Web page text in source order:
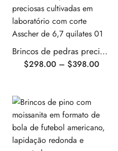
Brincos de pedras preciosas cultivadas em laboratório com corte Asscher de 6,7 quilates
$298.00 – $398.00